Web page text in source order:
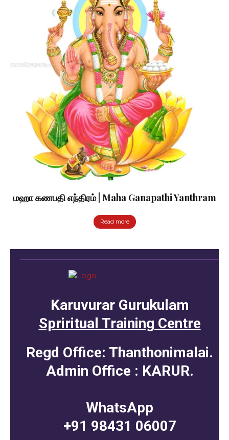
மஹா கணபதி எந்திரம் | Maha Ganapathi Yanthram
Read more
Karuvurar Gurukulam
Spriritual Training Centre
Regd Office: Thanthonimalai.
Admin Office : KARUR.
WhatsApp
+91 98431 06007